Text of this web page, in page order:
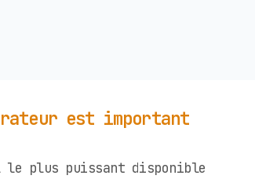
est important
le plus puissant disponible